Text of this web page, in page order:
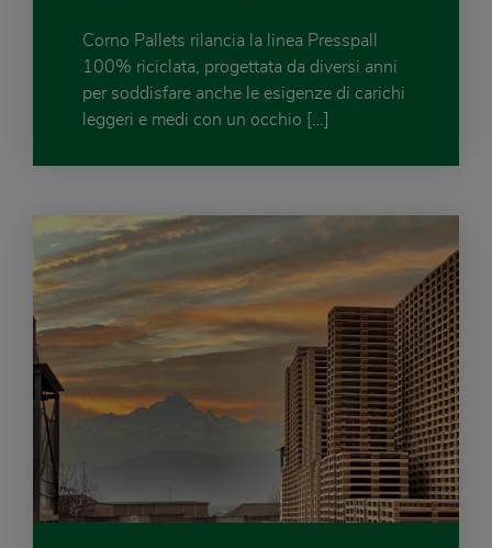
Corno Pallets rilancia la linea Presspall
100% riciclata, progettata da diversi anni
per soddisfare anche le esigenze di carichi
leggeri e medi con un occhio […]